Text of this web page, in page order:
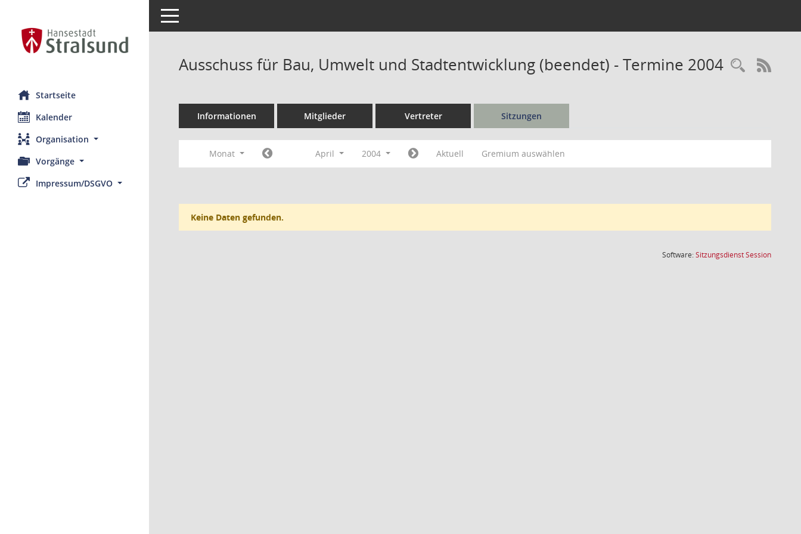
Startseite
Kalender
Organisation
Vorgänge
Impressum/DSGVO
Toggle navigation
Ausschuss für Bau, Umwelt und Stadtentwicklung (beendet) - Termine 2004
Informationen Mitglieder Vertreter Sitzungen
Monat April 2004 Aktuell Gremium auswählen
Keine Daten gefunden.
Software:SitzungsdienstSession(Wird in